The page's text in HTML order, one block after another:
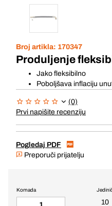
Broj artikla: 170347
Produljenje
Jako fleksibilno
Poboljšava inflaciju
(0)
Prvi napišite recenziju
Pogledaj PDF
Preporuči prijatelju
10
Komada